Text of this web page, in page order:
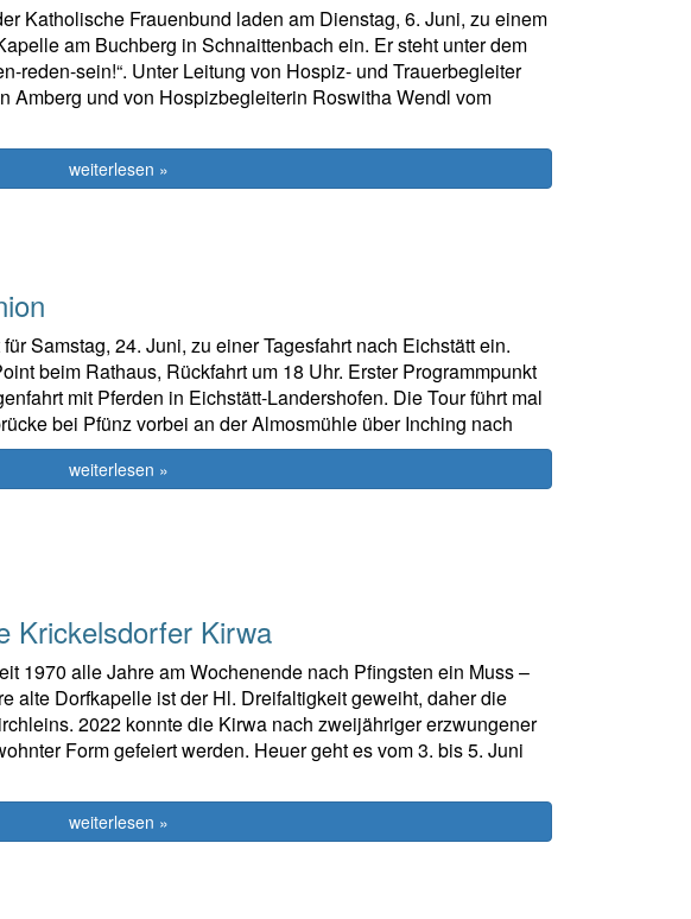
Katholische Frauenbund laden am Dienstag, 6. Juni, zu einem
am Buchberg in Schnaittenbach ein. Er steht unter dem
reden-sein!“. Unter Leitung von Hospiz- und Trauerbegleiter
Amberg und von Hospizbegleiterin Roswitha Wendl vom
weiterlesen »
Samstag, 24. Juni, zu einer Tagesfahrt nach Eichstätt ein.
beim Rathaus, Rückfahrt um 18 Uhr. Erster Programmpunkt
mit Pferden in Eichstätt-Landershofen. Die Tour führt mal
bei Pfünz vorbei an der Almosmühle über Inching nach
weiterlesen »
Krickelsdorfer Kirwa
1970 alle Jahre am Wochenende nach Pfingsten ein Muss –
alte Dorfkapelle ist der Hl. Dreifaltigkeit geweiht, daher die
2022 konnte die Kirwa nach zweijähriger erzwungener
Form gefeiert werden. Heuer geht es vom 3. bis 5. Juni
weiterlesen »